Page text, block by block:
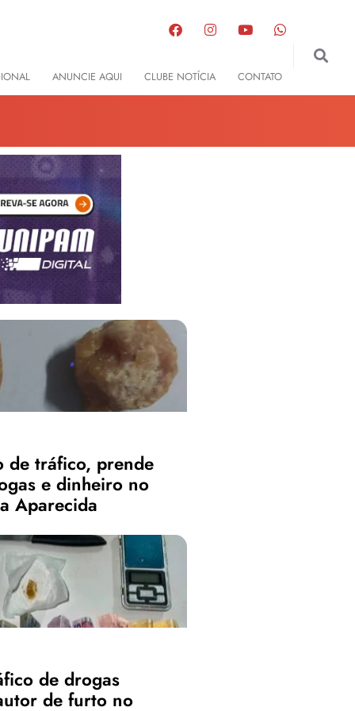
ANUNCIE AQUI CLUBE NOTÍCIA CONTATO
de tráfico, prende
e dinheiro no
Aparecida
de drogas
de furto no